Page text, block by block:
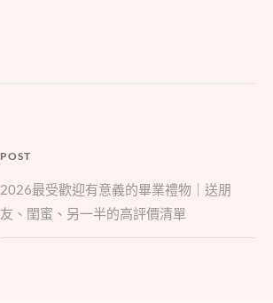
POST
2026最受歡迎有意義的畢業禮物｜送朋
友、閨蜜、另一半的高評價清單